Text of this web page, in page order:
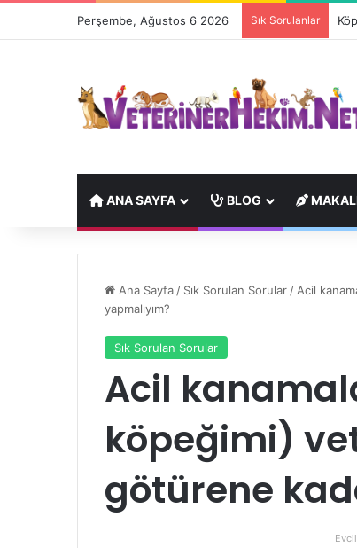
Perşembe, Ağustos 6 2026 Sık Sorulanlar
ANA SAYFA BLOG
Ana Sayfa/ Sık Sorulan Sorular/Acil
yapmalıyım?
Sık Sorulan Sorular
Acil
köpeğimi)
götürene